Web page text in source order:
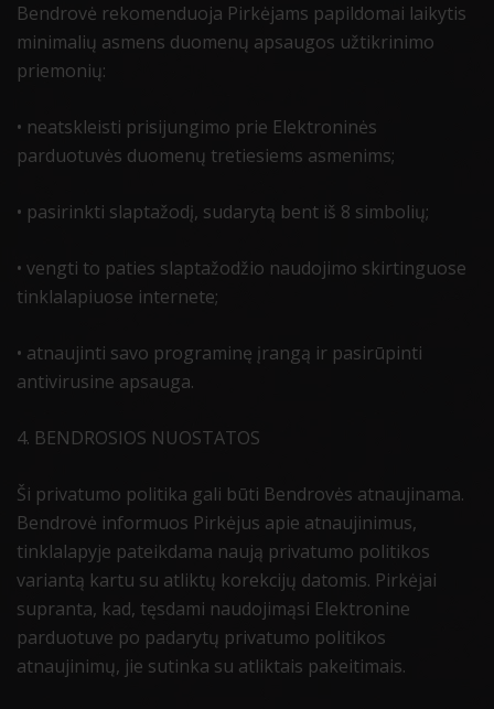
Bendrovė rekomenduoja Pirkėjams papildomai laikytis
minimalių asmens duomenų apsaugos užtikrinimo
priemonių:
• neatskleisti prisijungimo prie Elektroninės
parduotuvės duomenų tretiesiems asmenims;
• pasirinkti slaptažodį, sudarytą bent iš 8 simbolių;
• vengti to paties slaptažodžio naudojimo skirtinguose
tinklalapiuose internete;
• atnaujinti savo programinę įrangą ir pasirūpinti
antivirusine apsauga.
4. BENDROSIOS NUOSTATOS
Ši privatumo politika gali būti Bendrovės atnaujinama.
Bendrovė informuos Pirkėjus apie atnaujinimus,
tinklalapyje pateikdama naują privatumo politikos
variantą kartu su atliktų korekcijų datomis. Pirkėjai
supranta, kad, tęsdami naudojimąsi Elektronine
parduotuve po padarytų privatumo politikos
atnaujinimų, jie sutinka su atliktais pakeitimais.